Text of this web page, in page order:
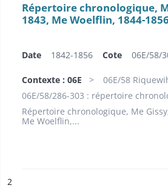
Répertoire chronologique,
1843, Me Woelflin, 1844-
Date 1842-1856 Cote 06E/58/
Contexte : 06E
06E/58
06E/58/286-303 : répertoire
Répertoire chronologique, Me
Me Woelflin,...
n°
2